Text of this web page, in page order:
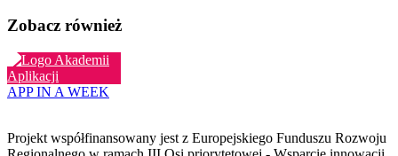
Zobacz również
APP IN A WEEK
Projekt współfinansowany jest z Europejskiego Funduszu Rozwoju